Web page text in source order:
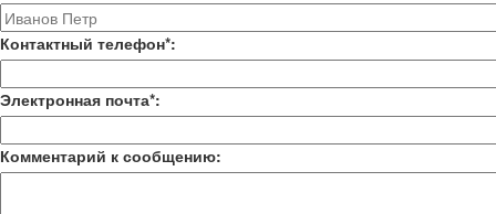
Контактный телефон*:
Электронная почта*:
Комментарий к сообщению: